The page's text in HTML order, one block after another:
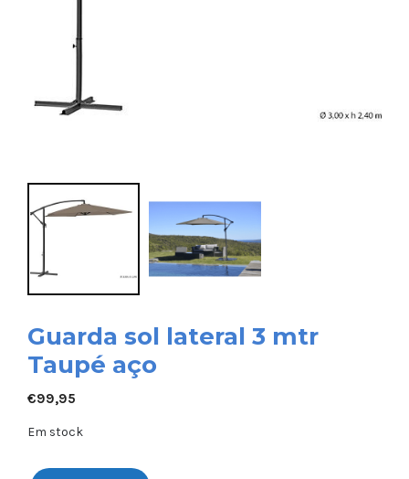
Guarda sol lateral 3 mtr
Taupé aço
€99,95
Em stock